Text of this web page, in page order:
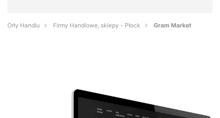
Orły Handlu Firmy Handlowe, sklepy - Płock Gram Market